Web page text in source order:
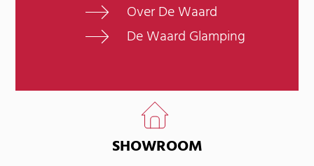
Over De Waard
De Waard Glamping
SHOWROOM